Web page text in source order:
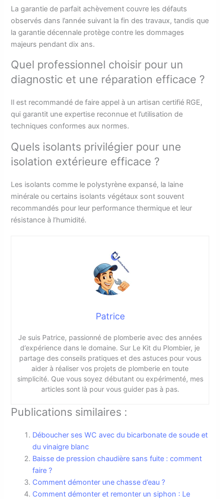
La garantie de parfait achèvement couvre les défauts
observés dans l’année suivant la fin des travaux, tandis que
la garantie décennale protège contre les dommages
majeurs pendant dix ans.
Quel professionnel choisir pour un
diagnostic et une réparation efficace ?
Il est recommandé de faire appel à un artisan certifié RGE,
qui garantit une expertise reconnue et l’utilisation de
techniques conformes aux normes.
Quels isolants privilégier pour une
isolation extérieure efficace ?
Les isolants comme le polystyrène expansé, la laine
minérale ou certains isolants végétaux sont souvent
recommandés pour leur performance thermique et leur
résistance à l’humidité.
Patrice
Je suis Patrice, passionné de plomberie avec des années
d’expérience dans le domaine. Sur Le Kit du Plombier, je
partage des conseils pratiques et des astuces pour vous
aider à réaliser vos projets de plomberie en toute
simplicité. Que vous soyez débutant ou expérimenté, mes
articles sont là pour vous guider pas à pas.
Publications similaires :
Déboucher ses WC avec du bicarbonate de soude et
du vinaigre blanc
Baisse de pression chaudière sans fuite : comment
faire ?
Comment démonter une chasse d’eau ?
Comment démonter et remonter un siphon : Le